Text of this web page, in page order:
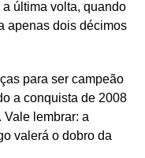
a última volta, quando
apenas dois décimos
para ser campeão
a conquista de 2008
lembrar: a
valerá o dobro da